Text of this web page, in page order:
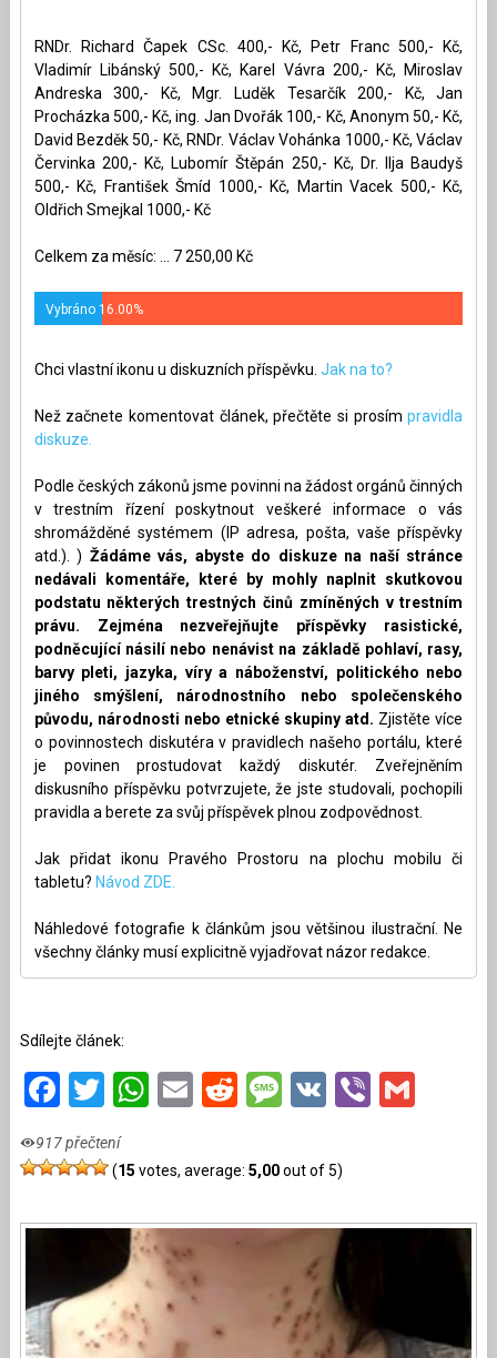
RNDr. Richard Čapek CSc. 400,- Kč, Petr Franc 500,- Kč,
Vladimír Libánský 500,- Kč, Karel Vávra 200,- Kč, Miroslav
Andreska 300,- Kč, Mgr. Luděk Tesarčík 200,- Kč, Jan
Procházka 500,- Kč, ing. Jan Dvořák 100,- Kč, Anonym 50,- Kč,
David Bezděk 50,- Kč, RNDr. Václav Vohánka 1000,- Kč, Václav
Červinka 200,- Kč, Lubomír Štěpán 250,- Kč, Dr. Ilja Baudyš
500,- Kč, František Šmíd 1000,- Kč, Martin Vacek 500,- Kč,
Oldřich Smejkal 1000,- Kč
Celkem za měsíc: ... 7 250,00 Kč
Vybráno 16.00%
Chci vlastní ikonu u diskuzních příspěvku. Jak na to?
Než začnete komentovat článek, přečtěte si prosímpravidla
diskuze.
Podle českých zákonů jsme povinni na žádost orgánů činných
v trestním řízení poskytnout veškeré informace o vás
shromážděné systémem (IP adresa, pošta, vaše příspěvky
atd.). ) Žádáme vás, abyste do diskuze na naší stránce
nedávali komentáře, které by mohly naplnit skutkovou
podstatu některých trestných činů zmíněných v trestním
právu. Zejména nezveřejňujte příspěvky rasistické,
podněcující násilí nebo nenávist na základě pohlaví, rasy,
barvy pleti, jazyka, víry a náboženství, politického nebo
jiného smýšlení, národnostního nebo společenského
původu, národnosti nebo etnické skupiny atd. Zjistěte více
o povinnostech diskutéra v pravidlech našeho portálu, které
je povinen prostudovat každý diskutér. Zveřejněním
diskusního příspěvku potvrzujete, že jste studovali, pochopili
pravidla a berete za svůj příspěvek plnou zodpovědnost.
Jak přidat ikonu Pravého Prostoru na plochu mobilu či
tabletu? Návod ZDE.
Náhledové fotografie k článkům jsou většinou ilustrační. Ne
všechny články musí explicitně vyjadřovat názor redakce.
Sdílejte článek:
Facebook
Twitter
WhatsApp
EmailRedditMessage
VKViber
917 přečtení
(15 votes, average: 5,00out of 5)